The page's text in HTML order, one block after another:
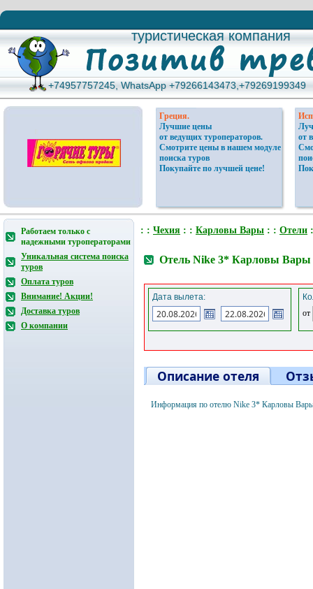
туристическая компания
туристическая компания
+74957757245, WhatsApp +79266143473,+79269199349
+74957757245, WhatsApp +79266143473,+79269199349
Греция.
Лучшие цены
от ведущих туроператоров.
Смотрите цены в нашем модуле
поиска туров
Покупайте по лучшей цене!
от
Работаем только с
надежными туроператорами
Уникальная система поиска
туров
Оплата туров
Внимание! Акции!
Доставка туров
О компании
: : Чехия : : Карловы Вары : : Отели
Отель Nike 3* Карловы Вары
Дата вылета:
от
Описание отеля
Информация по отелю Nike 3* Карловы